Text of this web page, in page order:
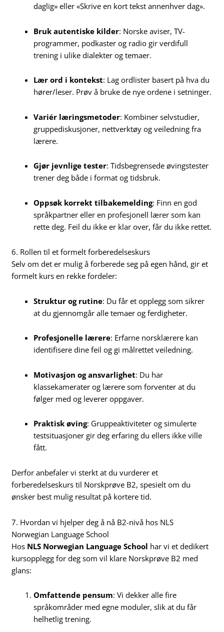
daglig» eller «Skrive en kort tekst annenhver dag».
Bruk autentiske kilder: Norske aviser, TV-
programmer, podkaster og radio gir verdifull
trening i ulike dialekter og temaer.
Lær ord i kontekst: Lag ordlister basert på hva du
hører/leser. Prøv å bruke de nye ordene i setninger.
Variér læringsmetoder: Kombiner selvstudier,
gruppediskusjoner, nettverktøy og veiledning fra
lærere.
Gjør jevnlige tester: Tidsbegrensede øvingstester
trener deg både i format og tidsbruk.
Oppsøk korrekt tilbakemelding: Finn en god
språkpartner eller en profesjonell lærer som kan
rette deg. Feil du ikke er klar over, får du ikke rettet.
6. Rollen til et formelt forberedelseskurs
Selv om det er mulig å forberede seg på egen hånd, gir et
formelt kurs en rekke fordeler:
Struktur og rutine: Du får et opplegg som sikrer
at du gjennomgår alle temaer og ferdigheter.
Profesjonelle lærere: Erfarne norsklærere kan
identifisere dine feil og gi målrettet veiledning.
Motivasjon og ansvarlighet: Du har
klassekamerater og lærere som forventer at du
følger med og leverer oppgaver.
Praktisk øving: Gruppeaktiviteter og simulerte
testsituasjoner gir deg erfaring du ellers ikke ville
fått.
Derfor anbefaler vi sterkt at du vurderer et
forberedelseskurs til Norskprøve B2, spesielt om du
ønsker best mulig resultat på kortere tid.
7. Hvordan vi hjelper deg å nå B2-nivå hos NLS
Norwegian Language School
Hos NLS Norwegian Language School har vi et dedikert
kursopplegg for deg som vil klare Norskprøve B2 med
glans:
Omfattende pensum: Vi dekker alle fire
språkområder med egne moduler, slik at du får
helhetlig trening.